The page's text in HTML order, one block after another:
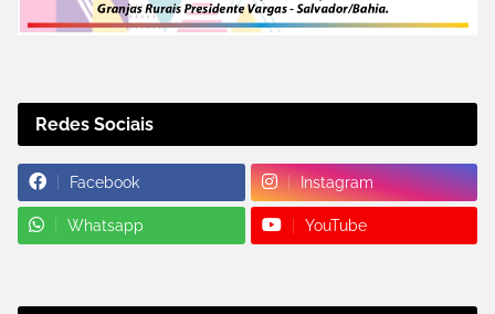
Redes Sociais
Facebook Instagram
Whatsapp YouTube